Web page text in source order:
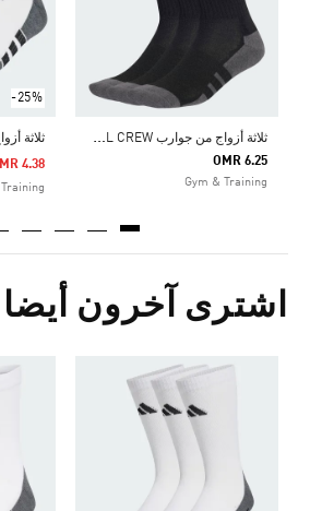
ث
لاثة أزواج من جوارب ESSENTIALS CLIMACOOL CREW
OMR 6.25
Gym & Training
-25%
4.38
اشترى آخرون أيضا